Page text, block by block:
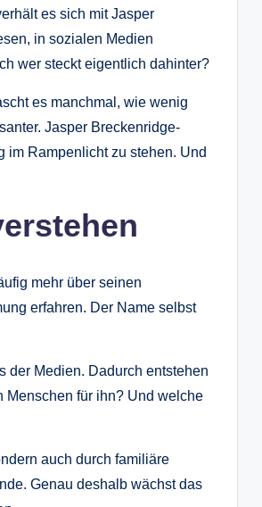
es sich mit Jasper
in sozialen Medien
wer steckt eigentlich dahinter?
es manchmal, wie wenig
Jasper Breckenridge-
im Rampenlicht zu stehen. Und
mehr über seinen
erfahren. Der Name selbst
der Medien. Dadurch entstehen
Menschen für ihn? Und welche
auch durch familiäre
Genau deshalb wächst das